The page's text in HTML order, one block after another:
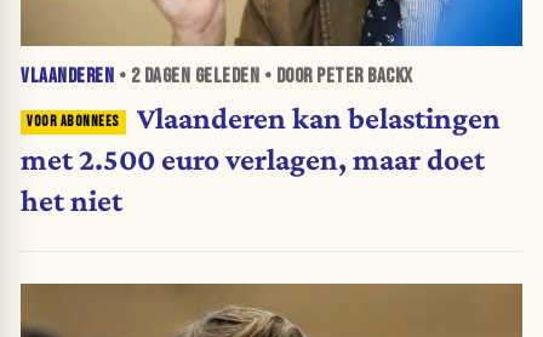
VLAANDEREN • 2 DAGEN GELEDEN • DOOR PETER BACKX
Vlaanderen kan belastingen
met 2.500 euro verlagen, maar doet
het niet